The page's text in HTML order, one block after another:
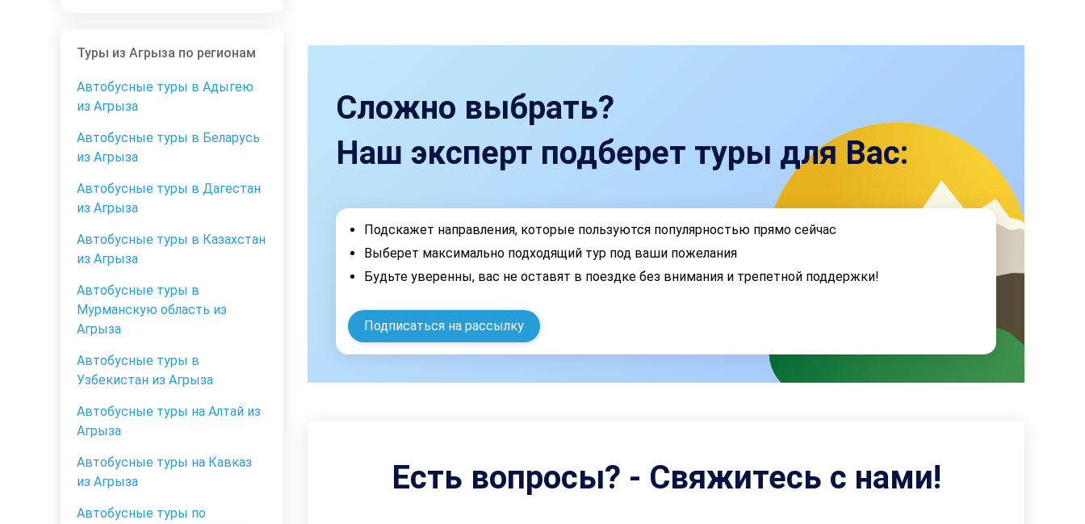
Туры из Агрыза по регионам
Автобусные туры в Адыгею
из Агрыза
Автобусные туры в Беларусь
из Агрыза
Автобусные туры в Дагестан
из Агрыза
Автобусные туры в Казахстан
из Агрыза
Автобусные туры в
Мурманскую область из
Агрыза
Автобусные туры в
Узбекистан из Агрыза
Автобусные туры на Алтай из
Агрыза
Автобусные туры на Кавказ
из Агрыза
Автобусные туры по
Сложно выбрать?
Наш эксперт подберет туры для Вас:
Подскажет направления, которые пользуются популярностью прямо сейчас
Выберет максимально подходящий тур под ваши пожелания
Будьте уверенны, вас не оставят в поездке без внимания и трепетной поддержки!
Подписаться на рассылку
Есть вопросы? - Свяжитесь с нами!